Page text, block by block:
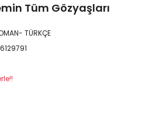
Tüm Gözyaşları
TÜRKÇE